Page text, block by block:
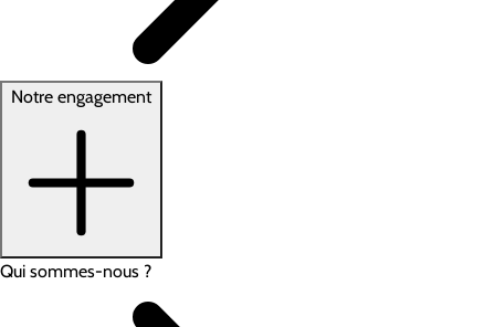
Notre engagement
Qui sommes-nous ?